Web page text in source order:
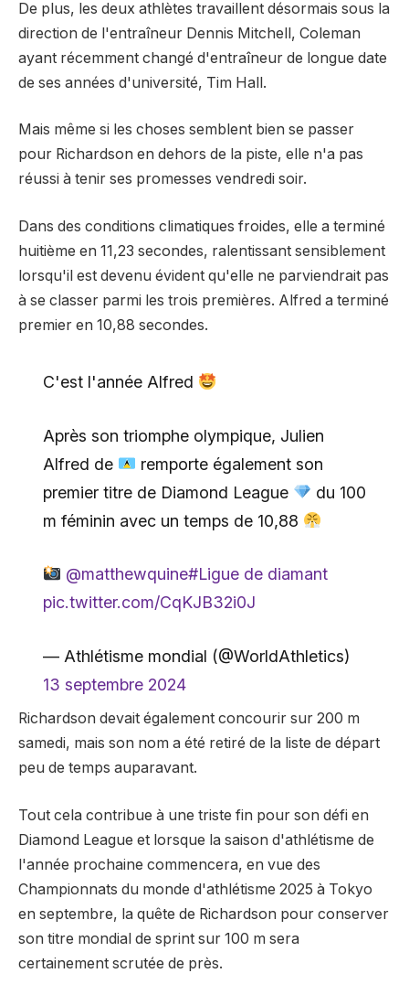
De plus, les deux athlètes travaillent désormais sous la
direction de l'entraîneur Dennis Mitchell, Coleman
ayant récemment changé d'entraîneur de longue date
de ses années d'université, Tim Hall.
Mais même si les choses semblent bien se passer
pour Richardson en dehors de la piste, elle n'a pas
réussi à tenir ses promesses vendredi soir.
Dans des conditions climatiques froides, elle a terminé
huitième en 11,23 secondes, ralentissant sensiblement
lorsqu'il est devenu évident qu'elle ne parviendrait pas
à se classer parmi les trois premières. Alfred a terminé
premier en 10,88 secondes.
C'est l'année Alfred
Après son triomphe olympique, Julien
Alfred de
remporte également son
premier titre de Diamond League
du 100
m féminin avec un temps de 10,88
@matthewquine#Ligue de diamant
pic.twitter.com/CqKJB32i0J
— Athlétisme mondial (@WorldAthletics)
13 septembre 2024
Richardson devait également concourir sur 200 m
samedi, mais son nom a été retiré de la liste de départ
peu de temps auparavant.
Tout cela contribue à une triste fin pour son défi en
Diamond League et lorsque la saison d'athlétisme de
l'année prochaine commencera, en vue des
Championnats du monde d'athlétisme 2025 à Tokyo
en septembre, la quête de Richardson pour conserver
son titre mondial de sprint sur 100 m sera
certainement scrutée de près.